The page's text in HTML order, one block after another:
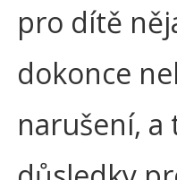
pro dítě
dokonce
narušení,